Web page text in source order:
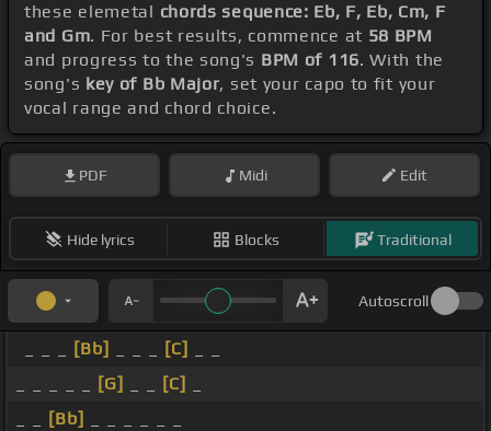
these elemetal chords sequence: Eb, F, Eb, Cm, F
and Gm. For best results, commence at 58 BPM
and progress to the song's BPM of 116. With the
song's key of Bb Major, set your capo to fit your
vocal range and chord choice.
PDF Midi Edit
Hide lyrics Blocks Traditional
Autoscroll
[Bb] [C]
[G] [C]
[Bb]